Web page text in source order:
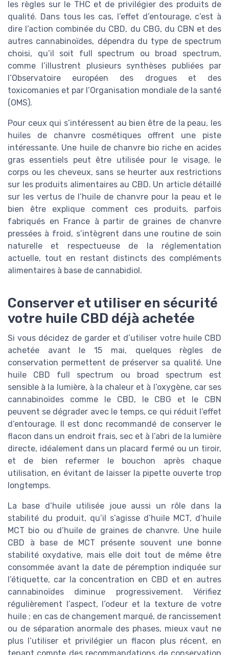
les règles sur le THC et de privilégier des produits de
qualité. Dans tous les cas, l’effet d’entourage, c’est à
dire l’action combinée du CBD, du CBG, du CBN et des
autres cannabinoïdes, dépendra du type de spectrum
choisi, qu’il soit full spectrum ou broad spectrum,
comme l’illustrent plusieurs synthèses publiées par
l’Observatoire européen des drogues et des
toxicomanies et par l’Organisation mondiale de la santé
(OMS).
Pour ceux qui s’intéressent au bien être de la peau, les
huiles de chanvre cosmétiques offrent une piste
intéressante. Une huile de chanvre bio riche en acides
gras essentiels peut être utilisée pour le visage, le
corps ou les cheveux, sans se heurter aux restrictions
sur les produits alimentaires au CBD. Un article détaillé
sur les vertus de l’huile de chanvre pour la peau et le
bien être explique comment ces produits, parfois
fabriqués en France à partir de graines de chanvre
pressées à froid, s’intègrent dans une routine de soin
naturelle et respectueuse de la réglementation
actuelle, tout en restant distincts des compléments
alimentaires à base de cannabidiol.
Conserver et utiliser en sécurité
votre huile CBD déjà achetée
Si vous décidez de garder et d’utiliser votre huile CBD
achetée avant le 15 mai, quelques règles de
conservation permettent de préserver sa qualité. Une
huile CBD full spectrum ou broad spectrum est
sensible à la lumière, à la chaleur et à l’oxygène, car ses
cannabinoïdes comme le CBD, le CBG et le CBN
peuvent se dégrader avec le temps, ce qui réduit l’effet
d’entourage. Il est donc recommandé de conserver le
flacon dans un endroit frais, sec et à l’abri de la lumière
directe, idéalement dans un placard fermé ou un tiroir,
et de bien refermer le bouchon après chaque
utilisation, en évitant de laisser la pipette ouverte trop
longtemps.
La base d’huile utilisée joue aussi un rôle dans la
stabilité du produit, qu’il s’agisse d’huile MCT, d’huile
MCT bio ou d’huile de graines de chanvre. Une huile
CBD à base de MCT présente souvent une bonne
stabilité oxydative, mais elle doit tout de même être
consommée avant la date de péremption indiquée sur
l’étiquette, car la concentration en CBD et en autres
cannabinoïdes diminue progressivement. Vérifiez
régulièrement l’aspect, l’odeur et la texture de votre
huile ; en cas de changement marqué, de rancissement
ou de séparation anormale des phases, mieux vaut ne
plus l’utiliser et privilégier un flacon plus récent, en